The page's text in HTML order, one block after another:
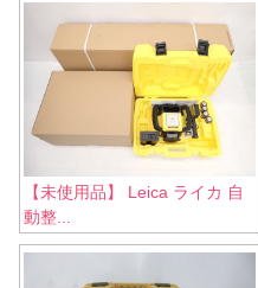
【未使用品】 Leica ライカ 自
動整...